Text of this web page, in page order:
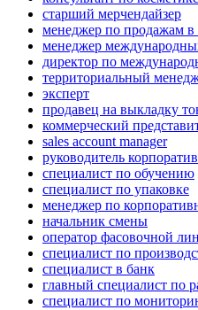
старший мерчендайзер
менеджер по продажам в
менеджер
директор по
территориальный
эксперт
продавец на выкладку
коммерческий
sales account manager
руководитель
специалист по обучению
специалист по упаковке
менеджер по
начальник смены
оператор фасовочной
специалист по
специалист в банк
главный специалист по
специалист по